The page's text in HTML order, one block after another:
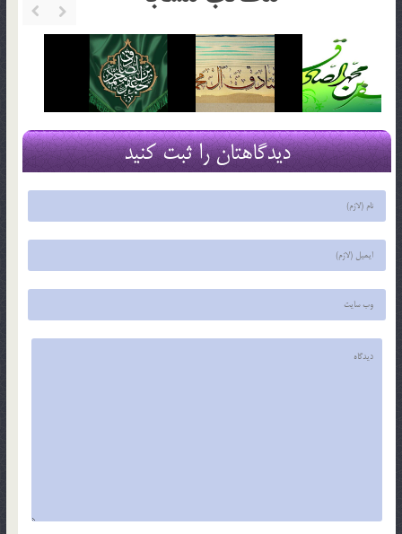
دیدگاهتان را ثبت کنید